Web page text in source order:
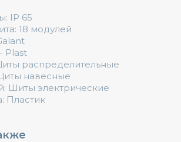
IP 65
18 модулей
Plast
распределительные
навесные
Шиты электрические
Пластик